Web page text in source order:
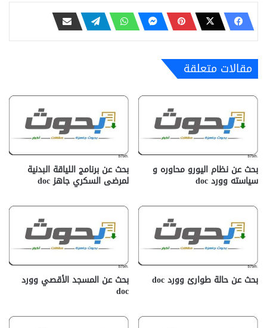
مقالات متعلقة
بحث عن نظام اليورو محاوره و
سياسته وورد doc
بحث عن برنامج اللياقة البدنية
لمرضى السكري جاهز doc‎
بحث عن حالة طوارئ وورد doc بحث عن المسجد الأقصي وورد
doc